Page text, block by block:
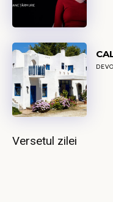
Versetul zilei